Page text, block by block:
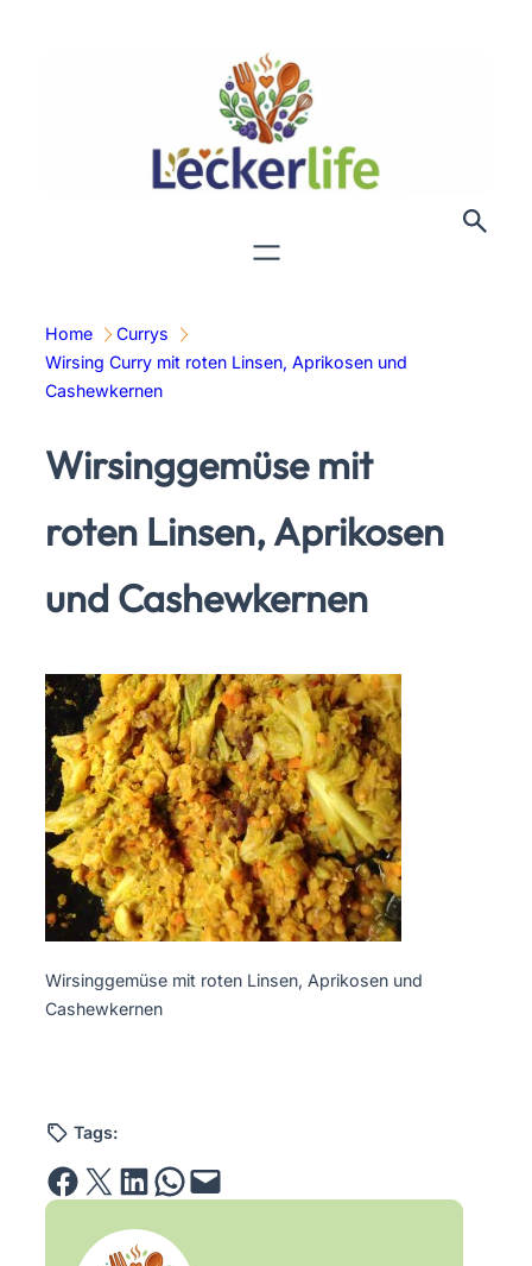
Home
Currys
Wirsing Curry mit roten Linsen, Aprikosen und
Cashewkernen
Wirsinggemüse mit
roten Linsen, Aprikosen
und Cashewkernen
Wirsinggemüse mit roten Linsen, Aprikosen und
Cashewkernen
Tags:
Share on Facebook Email this Page Share on LinkedIn Share on WhatsApp Email this Page